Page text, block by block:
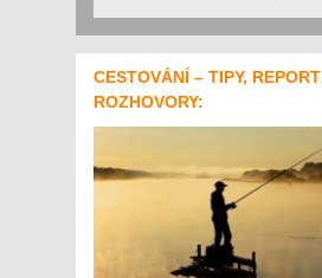
CESTOVÁNÍ – TIPY,
ROZHOVORY: